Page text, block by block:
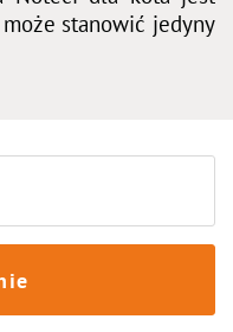
stanowić jedyny